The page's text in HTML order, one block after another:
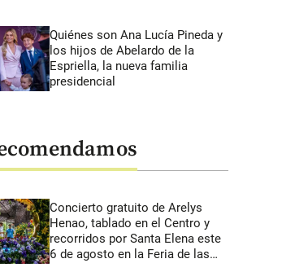
Quiénes son Ana Lucía Pineda y
los hijos de Abelardo de la
Espriella, la nueva familia
presidencial
Concierto gratuito de Arelys
Henao, tablado en el Centro y
recorridos por Santa Elena este
6 de agosto en la Feria de las